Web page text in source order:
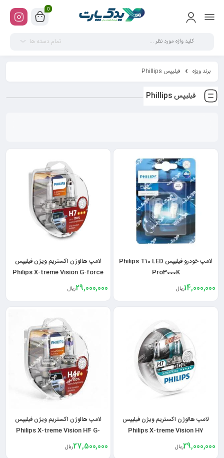
0
تمام دسته ها
برند ویژه فیلیپس Phillips
فیلیپس Phillips
لامپ خودرو فیلیپس Philips T10 LED
Pro3000K
14,000,000ریال
لامپ هالوژن اکستریم ویژن فیلیپس
Philips X-treme Vision G-force
29,000,000ریال
لامپ هالوژن اکستریم ویژن فیلیپس
Philips X-treme Vision H7
29,000,000ریال
لامپ هالوژن اکستریم ویژن فیلیپس
Philips X-treme Vision H4 G-
27,500,000ریال